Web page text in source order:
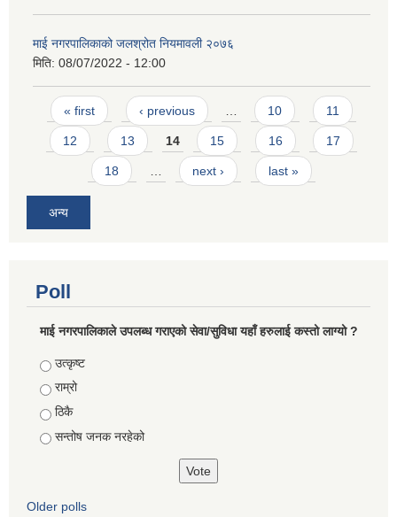
माई नगरपालिकाको जलश्रोत नियमावली २०७६
मिति: 08/07/2022 - 12:00
Pages
« first ‹ previous … 10 11
12 13 14 15 16 17
18 … next › last »
अन्य
Poll
माई नगरपालिकाले उपलब्ध गराएको सेवा/सुविधा यहाँ हरुलाई कस्तो लाग्यो ?
Choices
उत्कृष्ट
राम्रो
ठिकै
सन्तोष जनक नरहेको
Older polls